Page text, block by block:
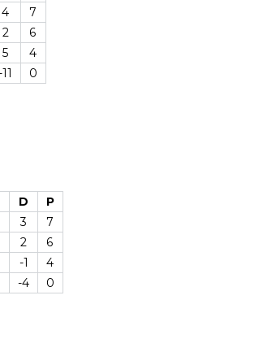
4
7
2
6
5
4
0
D
P
3
7
2
6
-1
4
-4 0